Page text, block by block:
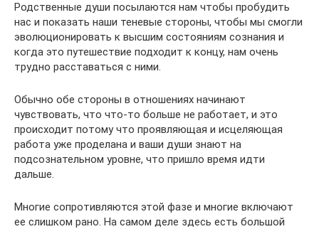
Родственные души посылаются нам чтобы пробудить
нас и показать наши теневые стороны, чтобы мы смогли
эволюционировать к высшим состояниям сознания и
когда это путешествие подходит к концу, нам очень
трудно расставаться с ними.
Обычно обе стороны в отношениях начинают
чувствовать, что что-то больше не работает, и это
происходит потому что проявляющая и исцеляющая
работа уже проделана и ваши души знают на
подсознательном уровне, что пришло время идти
дальше.
Многие сопротивляются этой фазе и многие включают
ее слишком рано. На самом деле здесь есть большой